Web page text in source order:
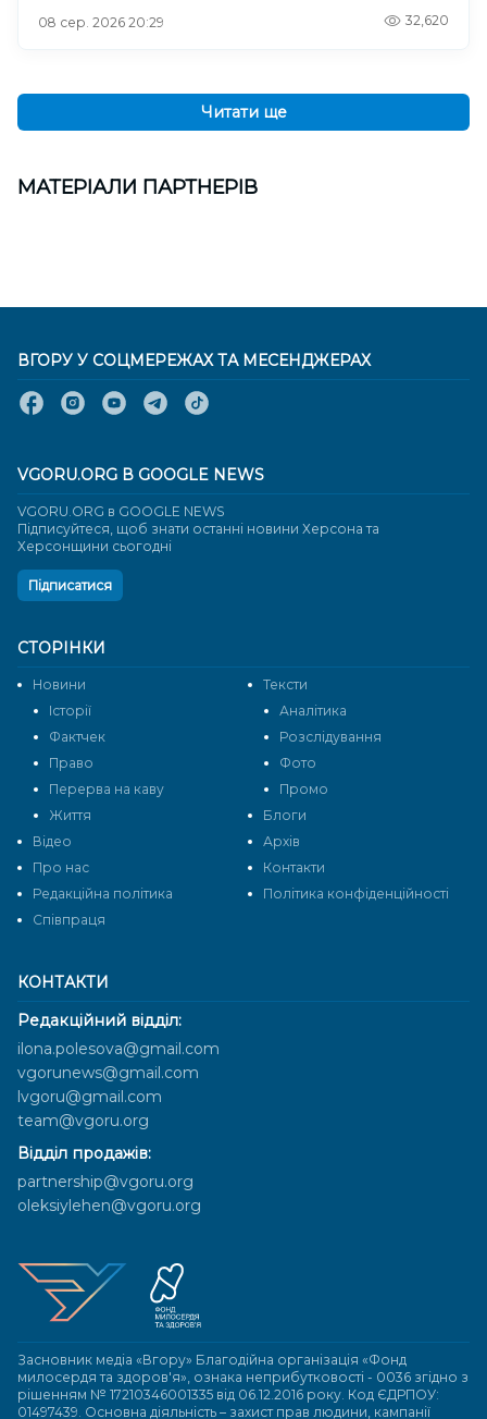
08 сер. 2026 20:29 32,620
Читати ще
МАТЕРІАЛИ ПАРТНЕРІВ
КОНТАКТИ
Редакційний відділ:
ilona.polesova@gmail.com
vgorunews@gmail.com
lvgoru@gmail.com
team@vgoru.org
Відділ продажів:
partnership@vgoru.org
oleksiylehen@vgoru.org
Засновник медіа «Вгору» Благодійна організація «Фонд
милосердя та здоров'я», ознака неприбутковості - 0036 згідно з
рішенням № 17210346001335 від 06.12.2016 року. Код ЄДРПОУ:
01497439. Основна діяльність – захист прав людини, кампанії
СТОРІНКИ
Новини
Тексти
Історії
Аналітика
Фактчек
Розслідування
Право
Фото
Перерва на каву
Промо
Життя
Блоги
Відео
Архів
Про нас
Контакти
Редакційна політика
Політика конфіденційності
Cпівпраця
ВГОРУ У СОЦМЕРЕЖАХ ТА МЕСЕНДЖЕРАХ
VGORU.ORG В GOOGLE NEWS
VGORU.ORG в GOOGLE NEWS
Підписуйтеся, щоб знати останні новини Херсона та
Херсонщини сьогодні
Підписатися